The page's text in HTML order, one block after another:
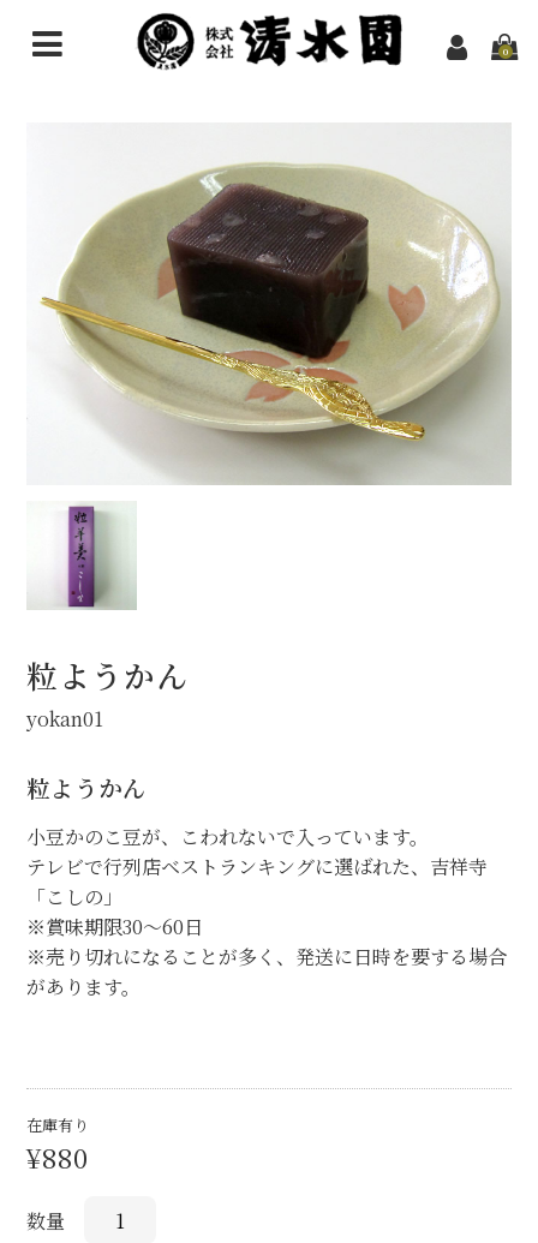
0
その他のお茶
抹茶
ほうじ茶粉末（パウダー）
ギフトセット
スイーツ
業務用商品
お買物ガイド
地域特産オリジナル商品化
会社概要
狭山茶の歴史と現在
リンクサイトのご紹介
お問合せ
粒ようかん
yokan01
粒ようかん
小豆かのこ豆が、こわれないで入っています。
テレビで行列店ベストランキングに選ばれた、吉祥寺
「こしの」
※賞味期限30～60日
※売り切れになることが多く、発送に日時を要する場合
があります。
在庫有り
¥880
数量